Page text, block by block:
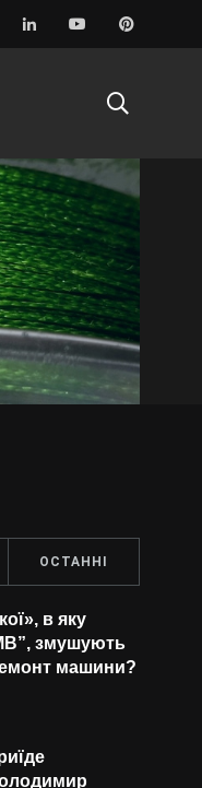
ОСТАННІ
в яку
змушують
машини?